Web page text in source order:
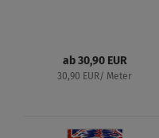
ab 30,90 EUR
30,90 EUR/ Meter